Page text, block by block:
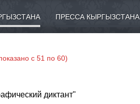
ПРЕССА КЫРГЫЗСТАНА
с 51 по 60)
диктант"